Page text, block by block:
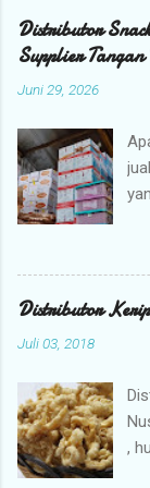
Distributor
Supplier
Juni 29, 2026
Distributor
Juli 03, 2018
,